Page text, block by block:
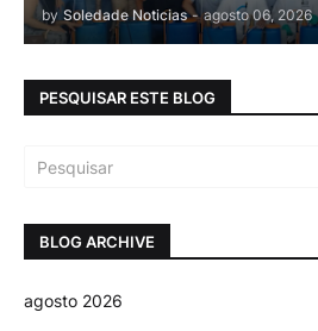
by Soledade Noticias - agosto 06, 2026
PESQUISAR ESTE BLOG
BLOG ARCHIVE
agosto 2026